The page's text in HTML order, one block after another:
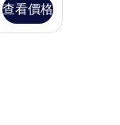
查看價格